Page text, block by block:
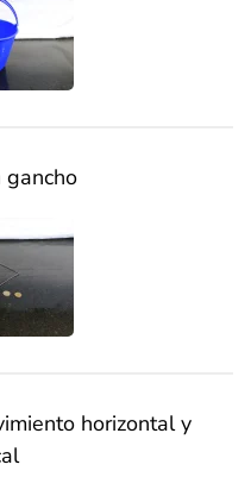
gancho
horizontal y